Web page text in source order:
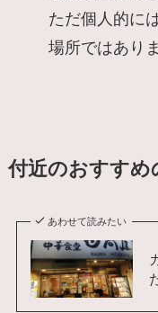
ただ個人的に
場所ではあり
付近のおすすめ
あわせて読みたい